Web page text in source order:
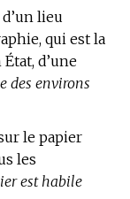
lieu
qui est la
d’une
des environs
le papier
les
est habile